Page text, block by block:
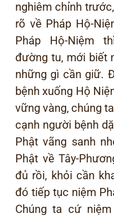
nghiêm chỉnh
rõ về Pháp Hộ-
Pháp Hộ-Niệm
đường tu, mới biết
những gì cần giữ.
bệnh xuống Hộ
vững vàng, chúng
cạnh người bệnh
Phật vãng sanh
Phật về Tây-
đủ rồi, khỏi cần
đó tiếp tục niệm
Chúng ta cứ